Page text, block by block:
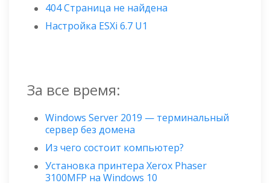
404 Страница не найдена
Настройка ESXi 6.7 U1
За все время:
Windows Server 2019 — терминальный
сервер без домена
Из чего состоит компьютер?
Установка принтера Xerox Phaser
3100MFP на Windows 10